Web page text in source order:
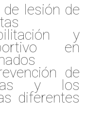
lesión de
y
en
de
y los
diferentes